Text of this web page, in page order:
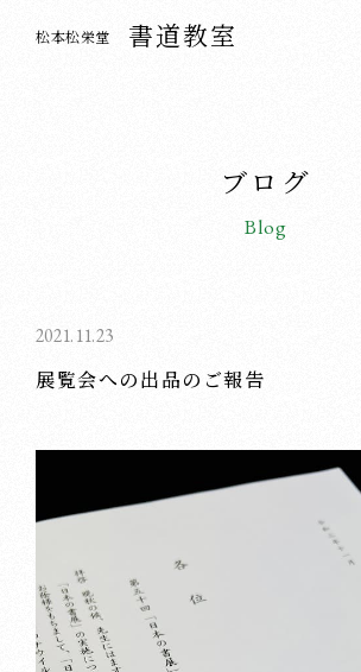
松本松栄堂 書道教室
ブログ
Blog
2021.11.23
展覧会への出品のご報告